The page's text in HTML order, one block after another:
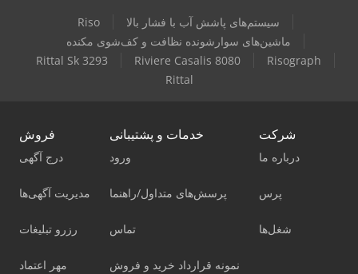
Riso
سیستم‌های پاشش آب با فشار بالا
ماشین‌های سوارشونده نظافت و کف‌شوی مکنده
Rittal Sk 3293
Riviere Casalis 8080
Risograph
Rittal
فروش
درج آگهی
مدیریت آگهی‌ها
رزرو تبلیغات
مهر اعتماد
خدمات و پشتیبانی
ورود
پرسش‌های متداول/راهنما
تماس
نمونه قرارداد خرید و فروش
شرکت
درباره ما
پرس
شغل‌ها